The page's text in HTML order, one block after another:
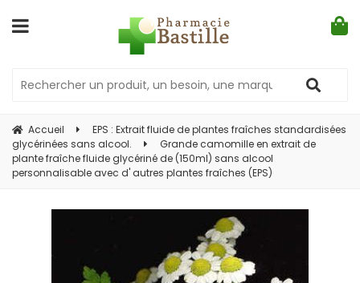
Accueil
EPS : Extrait fluide de plantes fraîches standardisées
glycérinées sans alcool.
Grande camomille en extrait de
plante fraîche fluide glycériné de (150ml) sans alcool
personnalisable avec d' autres plantes fraîches (EPS)